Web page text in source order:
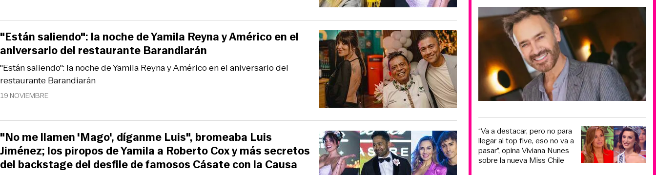
19 NOVIEMBRE
"Están saliendo": la noche de Yamila Reyna y Américo en el aniversario del
restaurante Barandiarán
"Están saliendo": la noche de Yamila Reyna y Américo en el
aniversario del restaurante Barandiarán
"No me llamen 'Mago', díganme Luis", bromeaba Luis
Jiménez; los piropos de Yamila a Roberto Cox y más secretos
del backstage del desfile de famosos Cásate con la Causa
“Va a destacar, pero no para
llegar al top five, eso no va a
pasar”, opina Viviana Nunes
sobre la nueva Miss Chile